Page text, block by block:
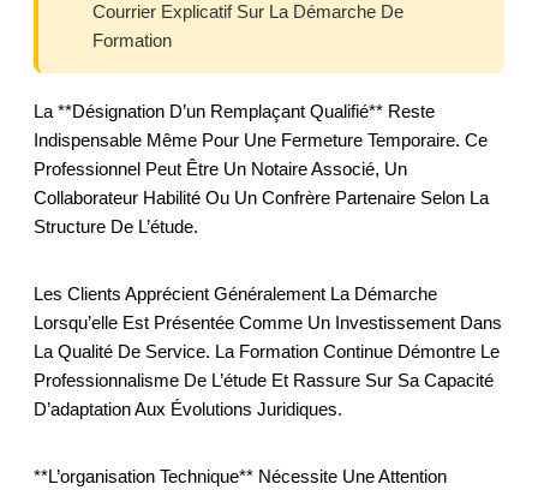
Courrier Explicatif Sur La Démarche De
Formation
La **désignation D’un Remplaçant Qualifié** Reste
Indispensable Même Pour Une Fermeture Temporaire. Ce
Professionnel Peut Être Un Notaire Associé, Un
Collaborateur Habilité Ou Un Confrère Partenaire Selon La
Structure De L’étude.
Les Clients Apprécient Généralement La Démarche
Lorsqu’elle Est Présentée Comme Un Investissement Dans
La Qualité De Service. La Formation Continue Démontre Le
Professionnalisme De L’étude Et Rassure Sur Sa Capacité
D’adaptation Aux Évolutions Juridiques.
**L’organisation Technique** Nécessite Une Attention